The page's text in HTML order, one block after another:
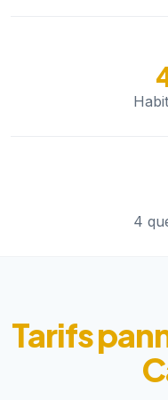
4
Tarifs